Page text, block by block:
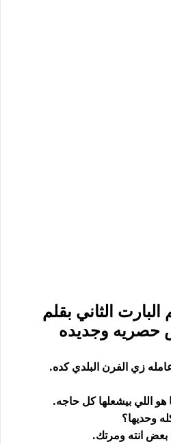
الثاني بقلم
حصريه وجديده
زي الفرن البلدي كده.
هو اللي بيشعلها كل حاجه.
وحديها؟
بعض انته ومرتك.